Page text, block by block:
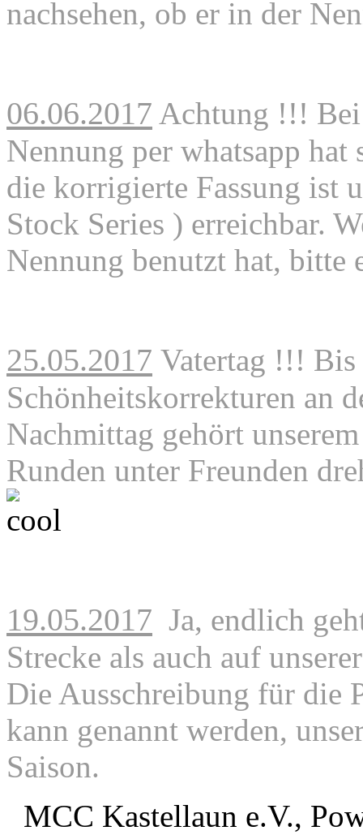
nachsehen, ob er in der
06.06.2017 Achtung !!!
Nennung per whatsapp hat
die korrigierte Fassung ist
Stock Series ) erreichbar.
Nennung benutzt hat, bitte
25.05.2017 Vatertag !!!
Schönheitskorrekturen an
Nachmittag gehört
Runden unter Freunden
19.05.2017 Ja, endlich
Strecke als auch auf
Die Ausschreibung für die
kann genannt werden,
Saison.
MCC Kastellaun e.V.,